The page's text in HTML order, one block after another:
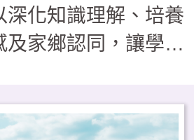
深化知識理解、培養
及家鄉認同，讓學習
而，現階段學校戶外
臨多重挑戰，包括：